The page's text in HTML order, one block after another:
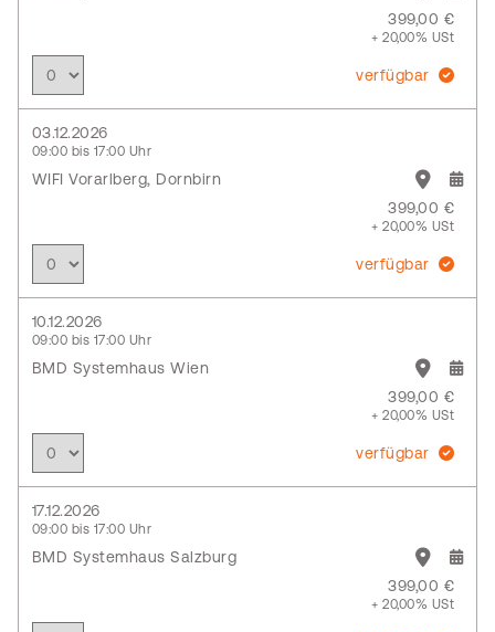
399,00 €
+ 20,00% USt
verfügbar
03.12.2026
09:00 bis 17:00 Uhr
WIFI Vorarlberg, Dornbirn
399,00 €
+ 20,00% USt
verfügbar
10.12.2026
09:00 bis 17:00 Uhr
BMD Systemhaus Wien
399,00 €
+ 20,00% USt
verfügbar
17.12.2026
09:00 bis 17:00 Uhr
BMD Systemhaus Salzburg
399,00 €
+ 20,00% USt